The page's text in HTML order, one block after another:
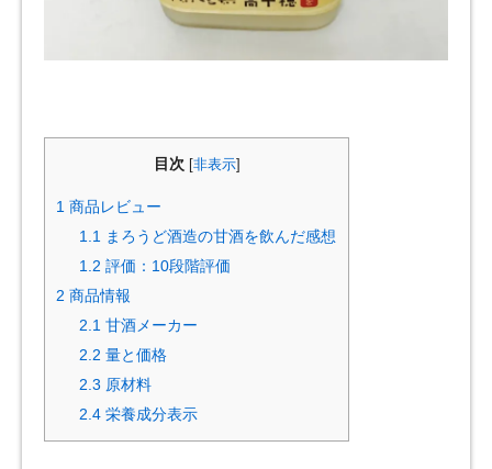
目次 [非表示]
1 商品レビュー
1.1
まろうど酒造の甘酒を飲んだ感想
1.2 評価：10段階評価
2 商品情報
2.1 甘酒メーカー
2.2 量と価格
2.3 原材料
2.4 栄養成分表示